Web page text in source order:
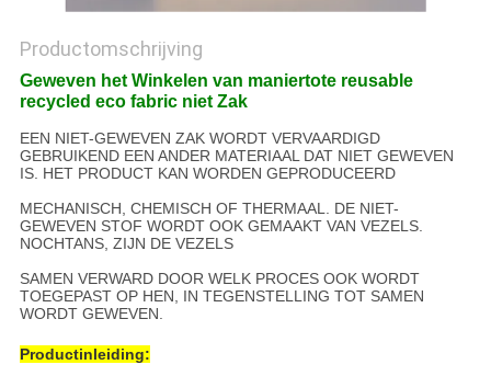
Productomschrijving
Geweven het Winkelen van maniertote reusable
recycled eco fabric niet Zak
EEN NIET-GEWEVEN ZAK WORDT VERVAARDIGD
GEBRUIKEND EEN ANDER MATERIAAL DAT NIET GEWEVEN
IS. HET PRODUCT KAN WORDEN GEPRODUCEERD
MECHANISCH, CHEMISCH OF THERMAAL. DE NIET-
GEWEVEN STOF WORDT OOK GEMAAKT VAN VEZELS.
NOCHTANS, ZIJN DE VEZELS
SAMEN VERWARD DOOR WELK PROCES OOK WORDT
TOEGEPAST OP HEN, IN TEGENSTELLING TOT SAMEN
WORDT GEWEVEN.
Productinleiding: